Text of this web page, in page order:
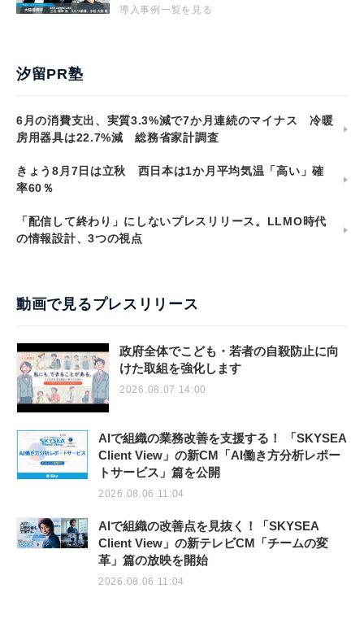
導入事例一覧を見る
汐留PR塾
6月の消費支出、実質3.3%減で7か月連続のマイナス 冷暖
房用器具は22.7%減 総務省家計調査
きょう8月7日は立秋 西日本は1か月平均気温「高い」確
率60％
「配信して終わり」にしないプレスリリース。LLMO時代
の情報設計、3つの視点
動画で見るプレスリリース
政府全体でこども・若者の自殺防止に向
けた取組を強化します
2026.08.07 14:00
AIで組織の業務改善を支援する！ 「SKYSEA
Client View」の新CM「AI働き方分析レポー
トサービス」篇を公開
2026.08.06 11:04
AIで組織の改善点を見抜く！「SKYSEA
Client View」の新テレビCM「チームの変
革」篇の放映を開始
2026.08.06 11:04